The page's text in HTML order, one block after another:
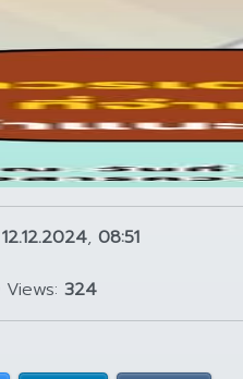
12.12.2024, 08:51
Views: 324